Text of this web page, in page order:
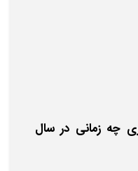
چه زمانی در سال